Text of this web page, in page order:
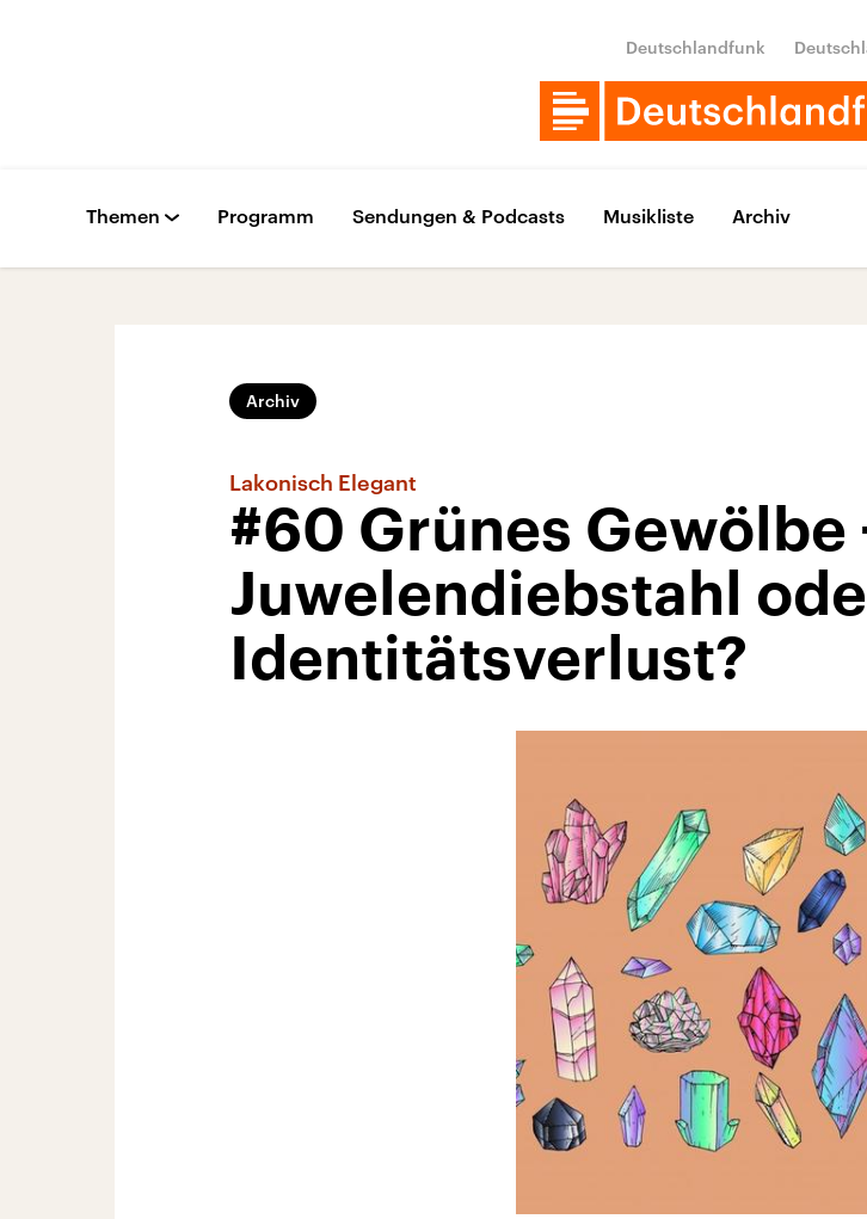
Deutschlandfunk
Themen Programm Sendungen & Podcasts Musikliste Archiv
Archiv
Lakonisch Elegant
#60 Grünes Gewölbe
Juwelendiebstahl
Identitätsverlust?